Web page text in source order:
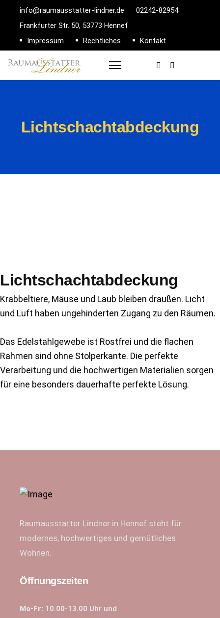
info@raumausstatter-lindner.de
02242-82954
Frankfurter Str. 50, 53773 Hennef
Impressum
Rechtliches Kontakt
Lichtschachtabdeckung
Lichtschachtabdeckung
Krabbeltiere, Mäuse und Laub bleiben draußen. Licht
und Luft haben ungehinderten Zugang zu den Räumen.
Das Edelstahlgewebe ist Rostfrei und die flachen
Rahmen sind ohne Stolperkante. Die perfekte
Verarbeitung und die hochwertigen Materialien sorgen
für eine besonders dauerhafte perfekte Lösung.
Raumausstatter Lindner in Hennef steht für
modernes, hochwertiges und gemütliches
Wohnen.
Öffnungszeiten
Mo-Fr: 10.00-13.00 Uhr und